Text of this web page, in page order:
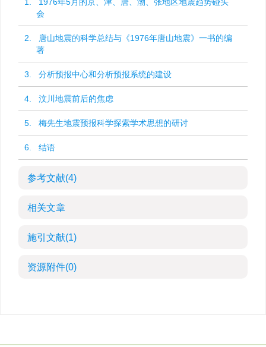
会
2. 唐山地震的科学总结与《1976年唐山地震》一书的编
著
3. 分析预报中心和分析预报系统的建设
4. 汶川地震前后的焦虑
5. 梅先生地震预报科学探索学术思想的研讨
6. 结语
参考文献(4)
相关文章
施引文献(1)
资源附件(0)